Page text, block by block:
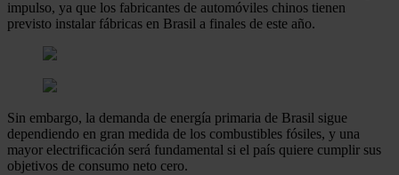
impulso, ya que los fabricantes de automóviles chinos tienen
previsto instalar fábricas en Brasil a finales de este año.
Sin embargo, la demanda de energía primaria de Brasil sigue
dependiendo en gran medida de los combustibles fósiles, y una
mayor electrificación será fundamental si el país quiere cumplir sus
objetivos de consumo neto cero.